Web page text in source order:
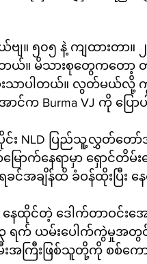
။ ၅၀၅ နဲ့ ကျထားတာ။
။ မိသားစုတွေကတော့ တ
ာပါတယ်။ လွတ်မယ်လို့ က
င်က Burma VJ ကို ပြော
င်း NLD ပြည်သူ့လွှတ်တေ
ာက်နေရာမှာ ရှောင်တိမ်း
င်အချိန်ထိ ခံဝန်ထိုးပြီး
နေထိုင်တဲ့ ဒေါက်တာဝင်း
ရက် ယမ်းပေါက်ကွဲမှုအတွင်
းအကြီးဖြစ်သူတို့ကို စစ်ကေ